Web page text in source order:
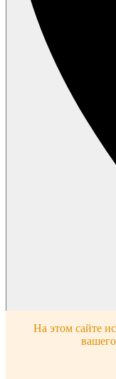
На этом сайте